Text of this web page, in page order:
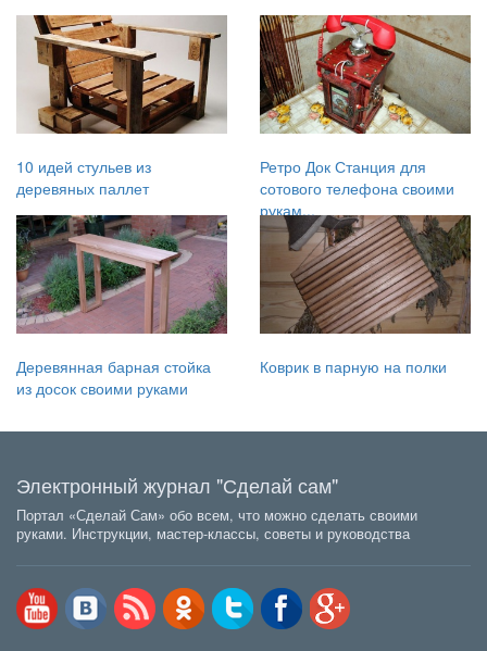
10 идей стульев из
деревяных паллет
Ретро Док Станция для
сотового телефона своими
рукам...
Деревянная барная стойка
из досок своими руками
Коврик в парную на полки
Электронный журнал "Сделай сам"
Портал «Сделай Сам» обо всем, что можно сделать своими
руками. Инструкции, мастер-классы, советы и руководства